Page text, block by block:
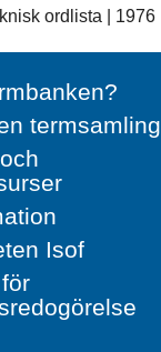
ordlista | 1976
termsamling
Isof